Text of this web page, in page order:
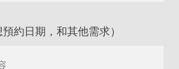
約日期，和其他需求）